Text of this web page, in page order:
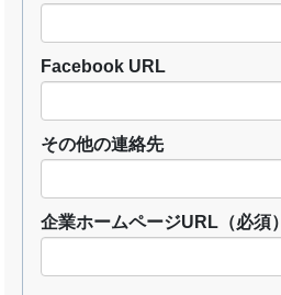
Facebook URL
その他の連絡先
企業ホームページURL （必須）